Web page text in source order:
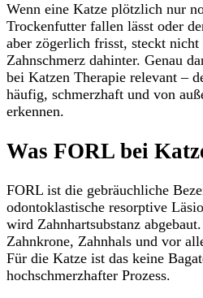
Wenn eine Katze plötzlich nur
Trockenfutter fallen lässt oder
aber zögerlich frisst, steckt nicht
Zahnschmerz dahinter. Genau
bei Katzen Therapie relevant –
häufig, schmerzhaft und von
erkennen.
Was FORL bei
FORL ist die gebräuchliche
odontoklastische resorptive
wird Zahnhartsubstanz
Zahnkrone, Zahnhals und vor
Für die Katze ist das keine
hochschmerzhafter Prozess.